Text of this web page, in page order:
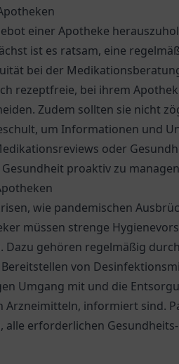
einer Apotheke
ist es ratsam, eine
bei der
rezeptfreie, bei ihrem
Zudem sollten sie nicht
um Informationen und
oder
proaktiv zu
wie pandemischen
müssen strenge
Dazu gehören regelmäßig
von
Umgang mit und die
Arzneimitteln, informiert sind.
alle erforderlichen